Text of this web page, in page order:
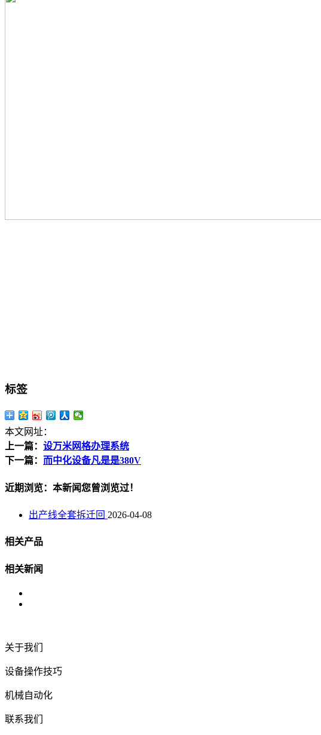
标签
本文网址：
上一篇： 设万米网格办理系统
下一篇： 而中化设备凡是是380V
近期浏览：本新闻您曾浏览过！
出产线全套拆迁回 2026-04-08
相关产品
相关新闻
关于我们
设备操作技巧
机械自动化
联系我们